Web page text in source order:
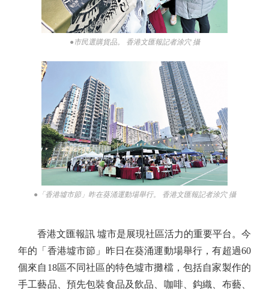
●市民選購貨品。 香港文匯報記者涂穴 攝
●「香港墟市節」昨在葵涌運動場舉行。 香港文匯報記者涂穴 攝
香港文匯報訊 墟市是展現社區活力的重要平台。今
年的「香港墟市節」昨日在葵涌運動場舉行，有超過60
個來自18區不同社區的特色墟市攤檔，包括自家製作的
手工藝品、預先包裝食品及飲品、咖啡、鈎織、布藝、